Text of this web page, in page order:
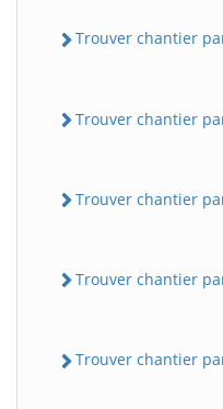
Trouver chantier
Trouver chantier
Trouver chantier
Trouver chantier
Trouver chantier